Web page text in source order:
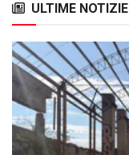
ULTIME NOTIZIE